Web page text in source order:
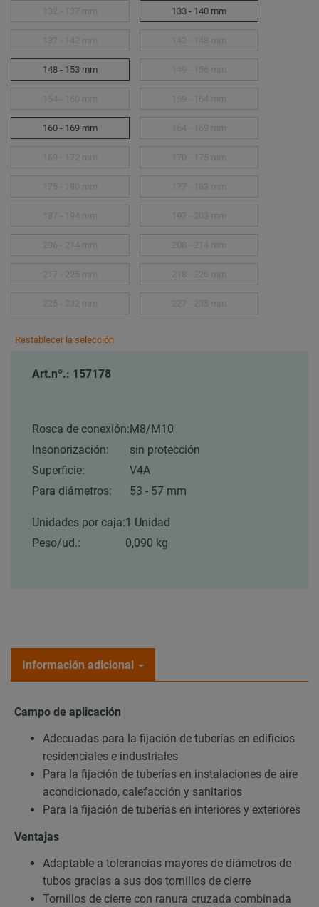
133 - 140 mm
148 - 153 mm
160 - 169 mm
Restablecer la selección
Art.nº.: 157178
Rosca de conexión:M8/M10
Insonorización:
sin protección
Superficie:
V4A
Para diámetros:
53 - 57 mm
Unidades por caja:1 Unidad
Peso/ud.:
0,090 kg
Información adicional
Campo de aplicación
Adecuadas para la fijación de tuberías en edificios
residenciales e industriales
Para la fijación de tuberías en instalaciones de aire
acondicionado, calefacción y sanitarios
Para la fijación de tuberías en interiores y exteriores
Ventajas
Adaptable a tolerancias mayores de diámetros de
tubos gracias a sus dos tornillos de cierre
Tornillos de cierre con ranura cruzada combinada